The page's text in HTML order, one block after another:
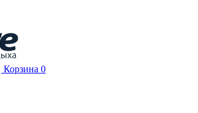
Корзина 0